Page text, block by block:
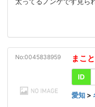
No:0045838959 まこと
ID
愛知 >